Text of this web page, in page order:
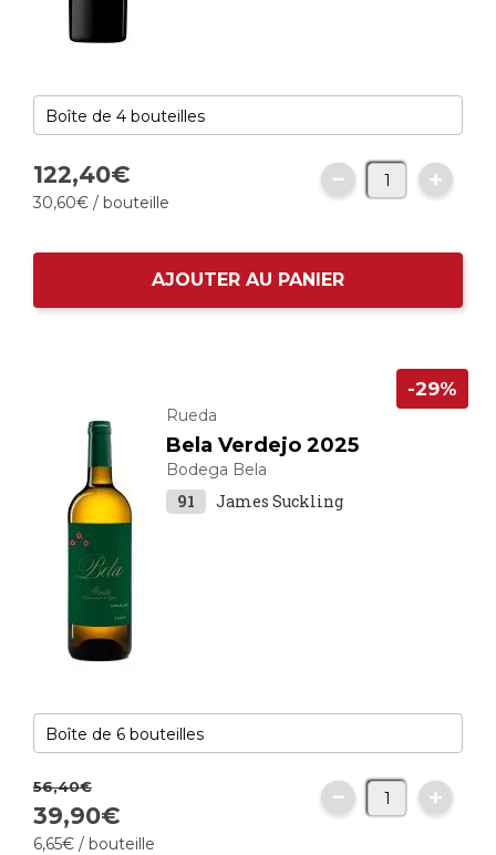
122,40€
30,60€ / bouteille
AJOUTER AU PANIER
Rueda
Bela Verdejo 2025
Bodega Bela
91 James Suckling
-29%
56,40€
39,90€
6,65€ / bouteille